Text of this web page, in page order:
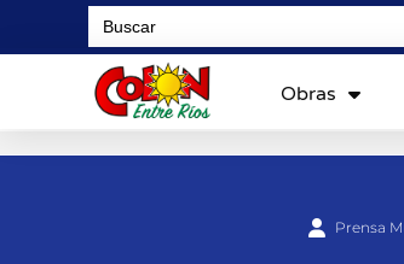
Search
for:
Obras
Prensa